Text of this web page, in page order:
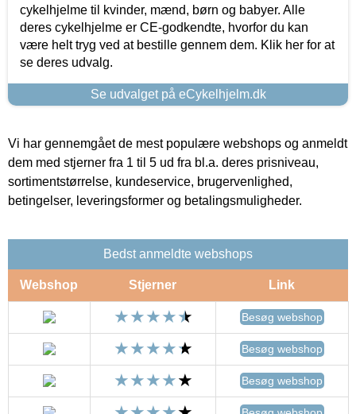
cykelhjelme til kvinder, mænd, børn og babyer. Alle
deres cykelhjelme er CE-godkendte, hvorfor du kan
være helt tryg ved at bestille gennem dem. Klik her for at
se deres udvalg.
Se udvalget på eCykelhjelm.dk
Vi har gennemgået de mest populære webshops og anmeldt
dem med stjerner fra 1 til 5 ud fra bl.a. deres prisniveau,
sortimentstørrelse, kundeservice, brugervenlighed,
betingelser, leveringsformer og betalingsmuligheder.
Bedst anmeldte webshops
Webshop Stjerner Link
Besøg webshop
Besøg webshop
Besøg webshop